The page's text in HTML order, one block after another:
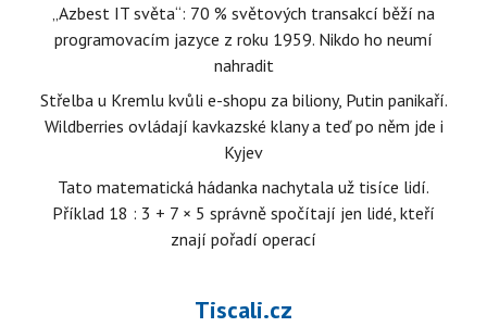
„Azbest IT světa“: 70 % světových transakcí běží na
programovacím jazyce z roku 1959. Nikdo ho neumí
nahradit
Střelba u Kremlu kvůli e-shopu za biliony, Putin panikaří.
Wildberries ovládají kavkazské klany a teď po něm jde i
Kyjev
Tato matematická hádanka nachytala už tisíce lidí.
Příklad 18 : 3 + 7 × 5 správně spočítají jen lidé, kteří
znají pořadí operací
Tiscali.cz